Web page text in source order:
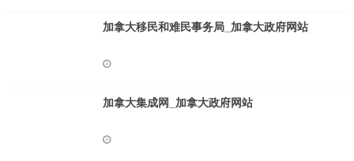
加拿大移民和难民事务局_加拿大政府网站
加拿大集成网_加拿大政府网站